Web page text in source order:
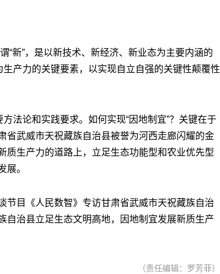
“新”，是以新技术、新经济、新业态为主要内涵的
生产力的关键要素，以实现自立自强的关键性颠覆性
法论和实践要求。如何实现“因地制宜”？关键在于
省武威市天祝藏族自治县被誉为河西走廊闪耀的金
质生产力的道路上，立足生态功能型和农业优先型
展。
节目《人民数智》专访甘肃省武威市天祝藏族自治
自治县立足生态文明高地，因地制宜发展新质生产
（责任编辑：罗芳菲）